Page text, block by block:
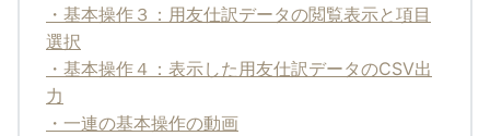
・基本操作３：用友仕訳データの閲覧表示と項目
選択
・基本操作４：表示した用友仕訳データのCSV出
力
・一連の基本操作の動画